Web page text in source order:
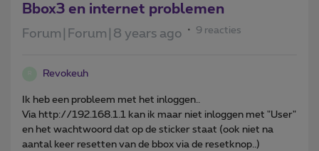
Bbox3 en internet problemen
Forum|Forum|8 years ago 9 reacties
Revokeuh
Ik heb een probleem met het inloggen..
Via http://192.168.1.1 kan ik maar niet inloggen met "User"
en het wachtwoord dat op de sticker staat (ook niet na
aantal keer resetten van de bbox via de resetknop..)